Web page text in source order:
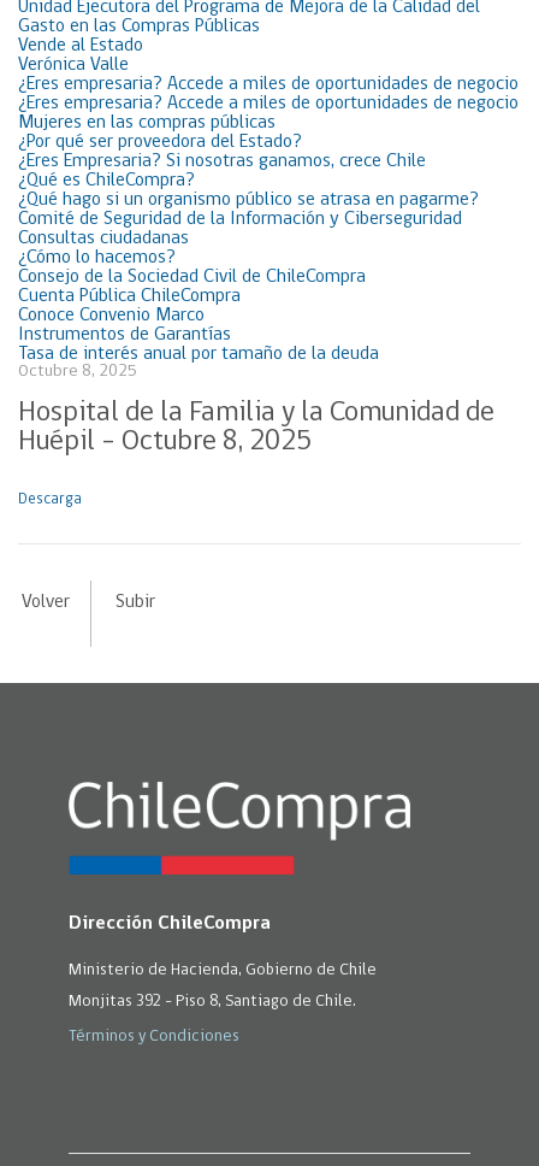
Unidad Ejecutora del Programa de Mejora de la Calidad del
Gasto en las Compras Públicas
Vende al Estado
Verónica Valle
¿Eres empresaria? Accede a miles de oportunidades de negocio
¿Eres empresaria? Accede a miles de oportunidades de negocio
Mujeres en las compras públicas
¿Por qué ser proveedora del Estado?
¿Eres Empresaria? Si nosotras ganamos, crece Chile
¿Qué es ChileCompra?
¿Qué hago si un organismo público se atrasa en pagarme?
Comité de Seguridad de la Información y Ciberseguridad
Consultas ciudadanas
¿Cómo lo hacemos?
Consejo de la Sociedad Civil de ChileCompra
Cuenta Pública ChileCompra
Conoce Convenio Marco
Instrumentos de Garantías
Tasa de interés anual por tamaño de la deuda
Octubre 8, 2025
Hospital de la Familia y la Comunidad de
Huépil – Octubre 8, 2025
Descarga
Volver Subir
Dirección ChileCompra
Ministerio de Hacienda, Gobierno de Chile
Monjitas 392 - Piso 8, Santiago de Chile.
Términos y Condiciones